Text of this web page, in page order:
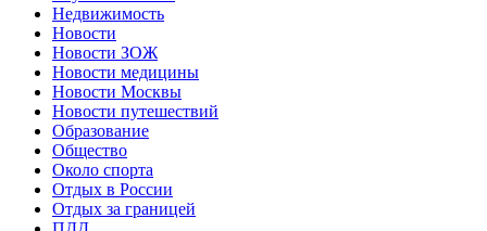
Недвижимость
Новости
Новости ЗОЖ
Новости медицины
Новости Москвы
Новости путешествий
Образование
Общество
Около спорта
Отдых в России
Отдых за границей